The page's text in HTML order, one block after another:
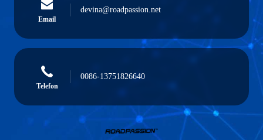
Email
devina@roadpassion.net
Telefon
0086-13751826640